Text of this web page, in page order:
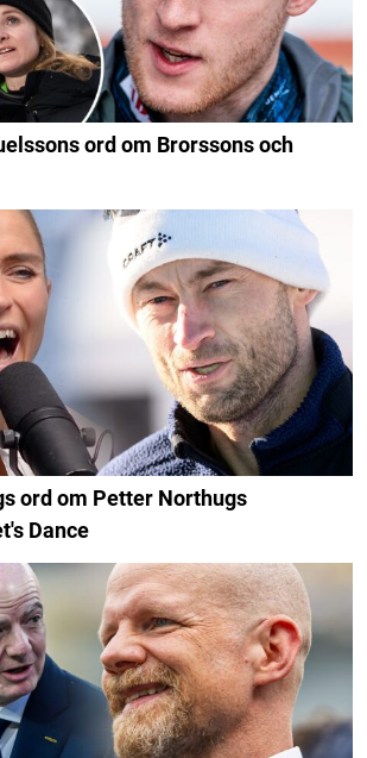
ord om Brorssons och
ord om Petter Northugs
Dance